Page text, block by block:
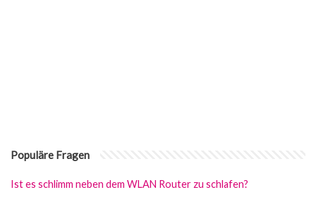
Populäre Fragen
Ist es schlimm neben dem WLAN Router zu schlafen?